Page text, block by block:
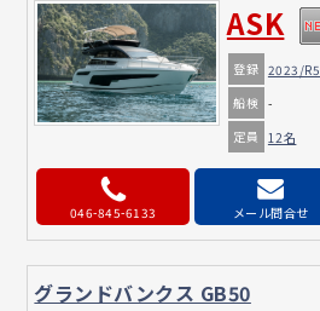
ASK
登録 2023/R5
船検 -
定員 12名
046-845-6133 メール問合せ
グランドバンクス GB50